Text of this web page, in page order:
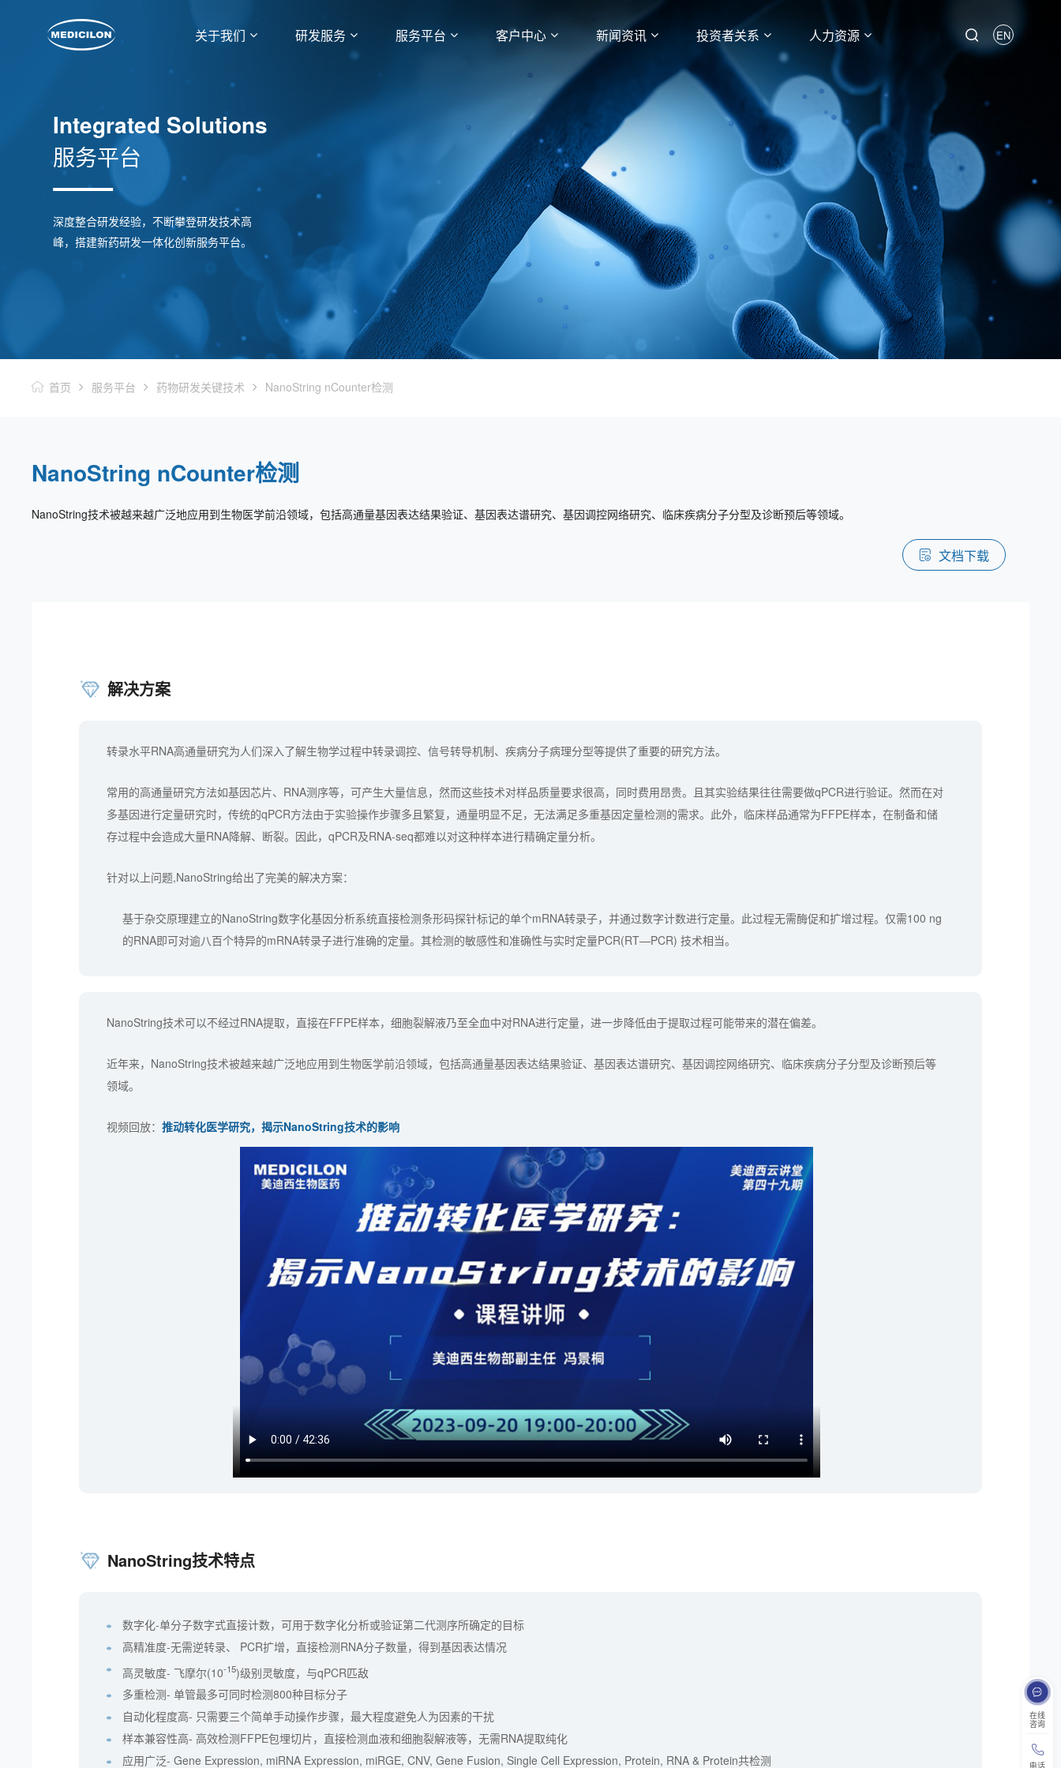
关于我们 研发服务 服务平台 客户中心 新闻资讯 投资者关系 人力资源 EN
在线
咨询
电话
Integrated Solutions
服务平台
深度整合研发经验，不断攀登研发技术高
峰，搭建新药研发一体化创新服务平台。
首页 服务平台 药物研发关键技术 NanoString nCounter检测
NanoString nCounter检测
NanoString技术被越来越广泛地应用到生物医学前沿领域，包括高通量基因表达结果验证、基因表达谱研究、基因调控网络研究、临床疾病分子分型及诊断预后等领域。
文档下载
解决方案
转录水平RNA高通量研究为人们深入了解生物学过程中转录调控、信号转导机制、疾病分子病理分型等提供了重要的研究方法。
常用的高通量研究方法如基因芯片、RNA测序等，可产生大量信息，然而这些技术对样品质量要求很高，同时费用昂贵。且其实验结果往往需要做qPCR进行验证。然而在对
多基因进行定量研究时，传统的qPCR方法由于实验操作步骤多且繁复，通量明显不足，无法满足多重基因定量检测的需求。此外，临床样品通常为FFPE样本，在制备和储
存过程中会造成大量RNA降解、断裂。因此，qPCR及RNA-seq都难以对这种样本进行精确定量分析。
针对以上问题,NanoString给出了完美的解决方案：
基于杂交原理建立的NanoString数字化基因分析系统直接检测条形码探针标记的单个mRNA转录子，并通过数字计数进行定量。此过程无需酶促和扩增过程。仅需100 ng
的RNA即可对逾八百个特异的mRNA转录子进行准确的定量。其检测的敏感性和准确性与实时定量PCR(RT—PCR) 技术相当。
NanoString技术可以不经过RNA提取，直接在FFPE样本，细胞裂解液乃至全血中对RNA进行定量，进一步降低由于提取过程可能带来的潜在偏差。
近年来，NanoString技术被越来越广泛地应用到生物医学前沿领域，包括高通量基因表达结果验证、基因表达谱研究、基因调控网络研究、临床疾病分子分型及诊断预后等
领域。
视频回放：推动转化医学研究，揭示NanoString技术的影响
NanoString技术特点
数字化-单分子数字式直接计数，可用于数字化分析或验证第二代测序所确定的目标
高精准度-无需逆转录、 PCR扩增，直接检测RNA分子数量，得到基因表达情况
高灵敏度- 飞摩尔(10-15)级别灵敏度，与qPCR匹敌
多重检测- 单管最多可同时检测800种目标分子
自动化程度高- 只需要三个简单手动操作步骤，最大程度避免人为因素的干扰
样本兼容性高- 高效检测FFPE包埋切片，直接检测血液和细胞裂解液等，无需RNA提取纯化
应用广泛- Gene Expression, miRNA Expression, miRGE, CNV, Gene Fusion, Single Cell Expression, Protein, RNA & Protein共检测